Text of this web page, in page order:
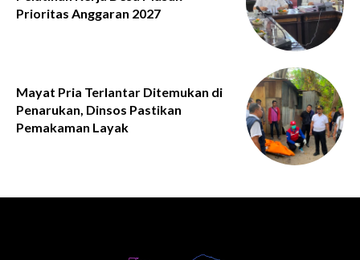
Prioritas Anggaran 2027
Mayat Pria Terlantar Ditemukan di
Penarukan, Dinsos Pastikan
Pemakaman Layak